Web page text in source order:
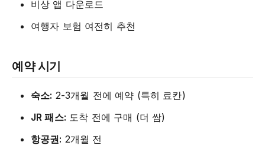
비상 앱 다운로드
여행자 보험 여전히 추천
예약 시기
숙소: 2-3개월 전에 예약 (특히 료칸)
JR 패스: 도착 전에 구매 (더 쌈)
항공권: 2개월 전